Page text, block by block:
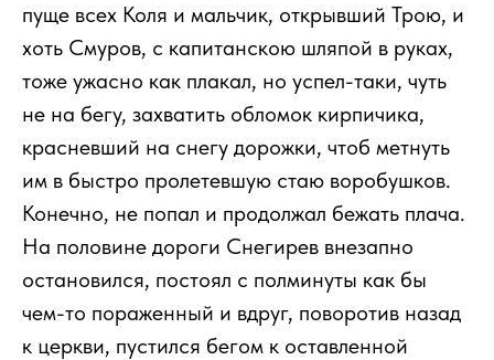
пуще всех Коля и мальчик, открывший Трою, и
хоть Смуров, с капитанскою шляпой в руках,
тоже ужасно как плакал, но успел-таки, чуть
не на бегу, захватить обломок кирпичика,
красневший на снегу дорожки, чтоб метнуть
им в быстро пролетевшую стаю воробушков.
Конечно, не попал и продолжал бежать плача.
На половине дороги Снегирев внезапно
остановился, постоял с полминуты как бы
чем-то пораженный и вдруг, поворотив назад
к церкви, пустился бегом к оставленной